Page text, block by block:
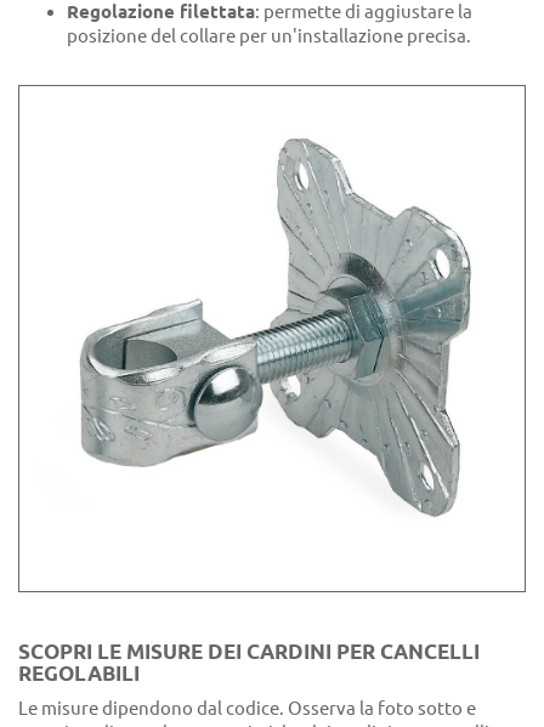
Regolazione filettata: permette di aggiustare la
posizione del collare per un'installazione precisa.
SCOPRI LE MISURE DEI CARDINI PER CANCELLI
REGOLABILI
Le misure dipendono dal codice. Osserva la foto sotto e